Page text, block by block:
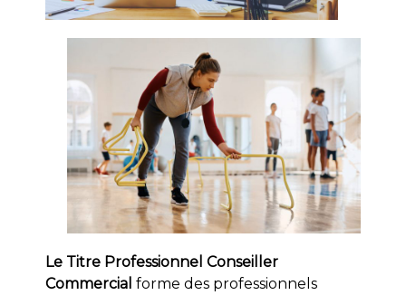
Le Titre Professionnel Conseiller
Commercial forme des professionnels